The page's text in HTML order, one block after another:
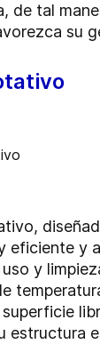
de tal
su
eficiente y
y
estructura